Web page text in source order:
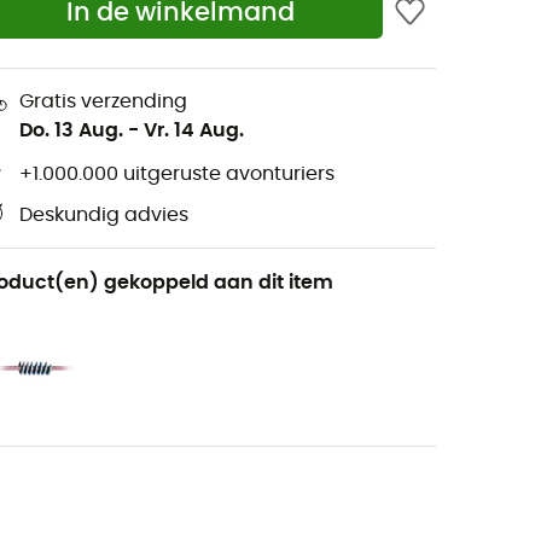
In de winkelmand
Gratis verzending
Do. 13 Aug. - Vr. 14 Aug.
+1.000.000 uitgeruste avonturiers
Deskundig advies
gekoppeld aan dit item